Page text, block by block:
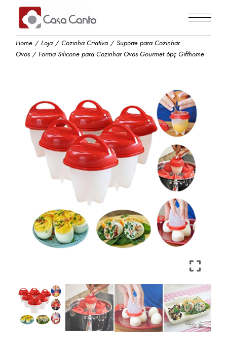
content
Home Loja Cozinha Criativa
Suporte para Cozinhar
Ovos
Forma Silicone para Cozinhar Ovos Gourmet 6pç Gifthome